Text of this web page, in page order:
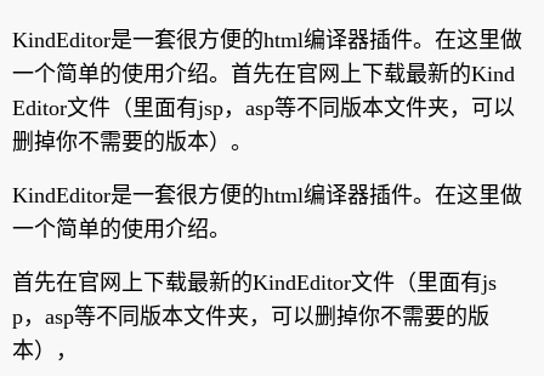
KindEditor是一套很方便的html编译器插件。在这里做
一个简单的使用介绍。首先在官网上下载最新的Kind
Editor文件（里面有jsp，asp等不同版本文件夹，可以
删掉你不需要的版本）。
KindEditor是一套很方便的html编译器插件。在这里做
一个简单的使用介绍。
首先在官网上下载最新的KindEditor文件（里面有js
p，asp等不同版本文件夹，可以删掉你不需要的版
本），